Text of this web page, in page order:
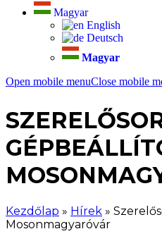
Magyar
English
Deutsch
Magyar
Open mobile menuClose mobile
Kezdőlap » Hírek »
Mosonmagyaróvár